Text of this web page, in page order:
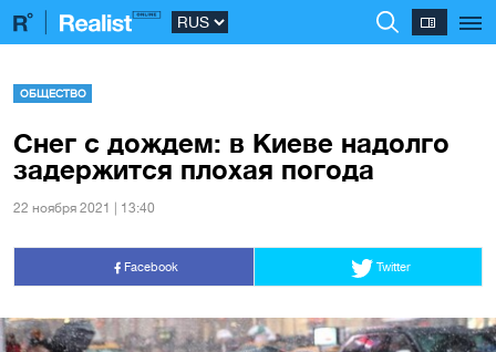
ОБЩЕСТВО
Снег с дождем: в Киеве надолго
задержится плохая погода
22 ноября 2021 | 13:40
Facebook Twitter